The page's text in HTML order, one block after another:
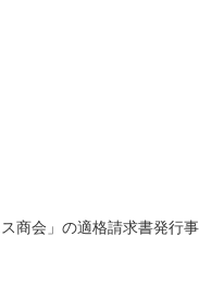
商会」の適格請求書発行事